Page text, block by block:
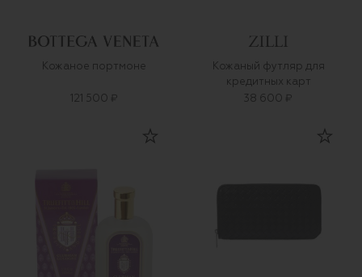
Кожаное портмоне
121 500 ₽
Кожаный футляр для
кредитных карт
38 600 ₽